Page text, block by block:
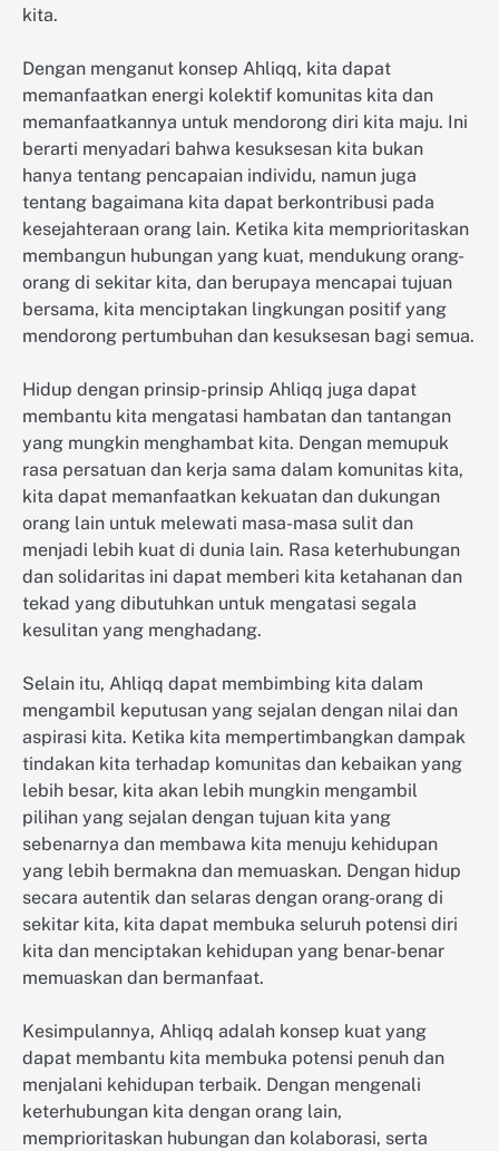
kita.
Dengan menganut konsep Ahliqq, kita dapat
memanfaatkan energi kolektif komunitas kita dan
memanfaatkannya untuk mendorong diri kita maju. Ini
berarti menyadari bahwa kesuksesan kita bukan
hanya tentang pencapaian individu, namun juga
tentang bagaimana kita dapat berkontribusi pada
kesejahteraan orang lain. Ketika kita memprioritaskan
membangun hubungan yang kuat, mendukung orang-
orang di sekitar kita, dan berupaya mencapai tujuan
bersama, kita menciptakan lingkungan positif yang
mendorong pertumbuhan dan kesuksesan bagi semua.
Hidup dengan prinsip-prinsip Ahliqq juga dapat
membantu kita mengatasi hambatan dan tantangan
yang mungkin menghambat kita. Dengan memupuk
rasa persatuan dan kerja sama dalam komunitas kita,
kita dapat memanfaatkan kekuatan dan dukungan
orang lain untuk melewati masa-masa sulit dan
menjadi lebih kuat di dunia lain. Rasa keterhubungan
dan solidaritas ini dapat memberi kita ketahanan dan
tekad yang dibutuhkan untuk mengatasi segala
kesulitan yang menghadang.
Selain itu, Ahliqq dapat membimbing kita dalam
mengambil keputusan yang sejalan dengan nilai dan
aspirasi kita. Ketika kita mempertimbangkan dampak
tindakan kita terhadap komunitas dan kebaikan yang
lebih besar, kita akan lebih mungkin mengambil
pilihan yang sejalan dengan tujuan kita yang
sebenarnya dan membawa kita menuju kehidupan
yang lebih bermakna dan memuaskan. Dengan hidup
secara autentik dan selaras dengan orang-orang di
sekitar kita, kita dapat membuka seluruh potensi diri
kita dan menciptakan kehidupan yang benar-benar
memuaskan dan bermanfaat.
Kesimpulannya, Ahliqq adalah konsep kuat yang
dapat membantu kita membuka potensi penuh dan
menjalani kehidupan terbaik. Dengan mengenali
keterhubungan kita dengan orang lain,
memprioritaskan hubungan dan kolaborasi, serta